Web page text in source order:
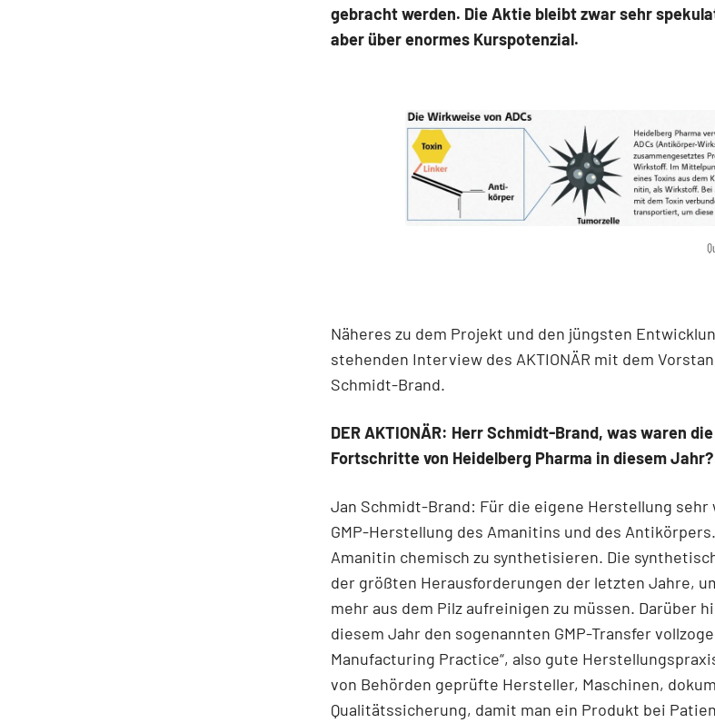
gebracht werden. Die Aktie bleibt zwar sehr
aber über enormes Kurspotenzial.
Näheres zu dem Projekt und den jüngsten
stehenden Interview des AKTIONÄR mit dem
Schmidt-Brand.
DER AKTIONÄR: Herr Schmidt-Brand, was waren
Fortschritte von Heidelberg Pharma in diesem Jahr?
Jan Schmidt-Brand: Für die eigene Herstellung sehr
GMP-Herstellung des Amanitins und des
Amanitin chemisch zu synthetisieren. Die
der größten Herausforderungen der letzten Jahre,
mehr aus dem Pilz aufreinigen zu müssen. Darüber
diesem Jahr den sogenannten GMP-Transfer
Manufacturing Practice“, also gute
von Behörden geprüfte Hersteller, Maschinen,
Qualitätssicherung, damit man ein Produkt bei